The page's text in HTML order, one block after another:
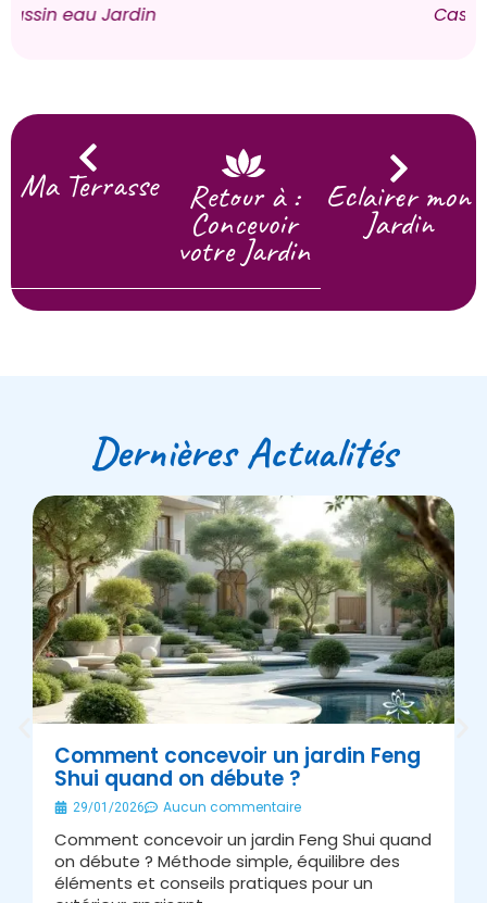
Cascade eau Jardin
Ma Terrasse Retour à :
Concevoir
votre Jardin
Eclairer mon
Jardin
Dernières Actualités
Comment concevoir un jardin Feng
Shui quand on débute ?
29/01/2026 Aucun commentaire
Comment concevoir un jardin Feng Shui quand
on débute ? Méthode simple, équilibre des
éléments et conseils pratiques pour un